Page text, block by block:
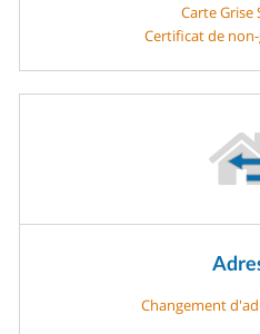
Carte Grise
Certificat de
Changement